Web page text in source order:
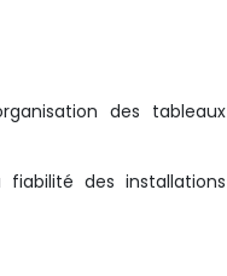
des tableaux
des installations